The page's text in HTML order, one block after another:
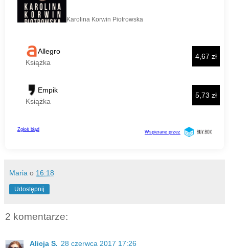
Maria o 16:18
Udostępnij
2 komentarze:
Alicja S. 28 czerwca 2017 17:26